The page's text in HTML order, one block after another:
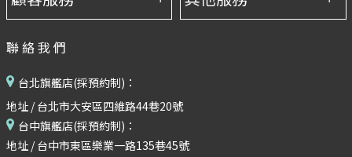
聯絡我們
台北旗艦店(採預約制)：
地址 / 台北市大安區四維路44巷20號
台中旗艦店(採預約制)：
地址 / 台中市東區樂業一路135巷45號